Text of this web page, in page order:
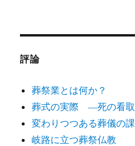
評論
葬祭業とは何か？
葬式の実際 ―死の看取
変わりつつある葬儀の
岐路に立つ葬祭仏教